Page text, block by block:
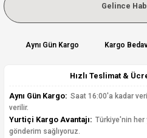
Gelince
Aynı Gün Kargo Kargo
Hızlı Teslimat &
Aynı Gün Kargo: Saat 16:00'a kadar
verilir.
Yurtiçi Kargo Avantajı: Türkiye'nin her
gönderim sağlıyoruz.